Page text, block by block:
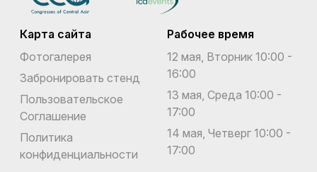
Карта сайта
Фотогалерея
Забронировать стенд
Пользовательское
Соглашение
Политика
конфиденциальности
Рабочее время
12 мая, Вторник 10:00 -
16:00
13 мая, Среда 10:00 -
17:00
14 мая, Четверг 10:00 -
17:00